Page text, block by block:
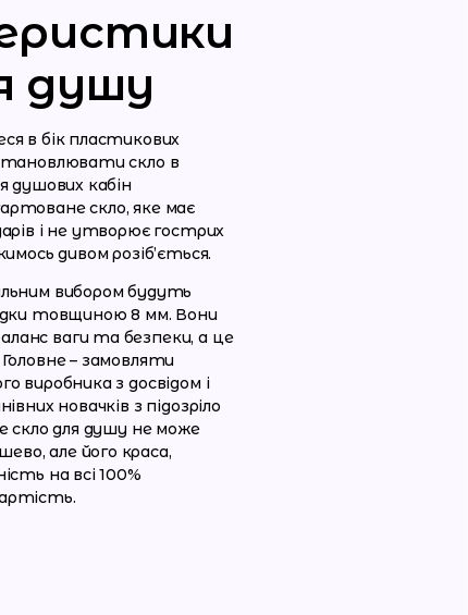
душу
в бік пластикових
скло в
душових кабін
скло, яке має
і не утворює гострих
дивом розіб’ється.
вибором будуть
товщиною 8 мм. Вони
ваги та безпеки, а це
– замовляти
виробника з досвідом і
новачків з підозріло
скло для душу не може
але його краса,
на всі 100%